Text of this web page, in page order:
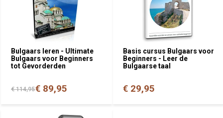
Bulgaars leren - Ultimate
Bulgaars voor Beginners
tot Gevorderden
€ 114,95€ 89,95
Basis cursus Bulgaars voor
Beginners - Leer de
Bulgaarse taal
€ 29,95